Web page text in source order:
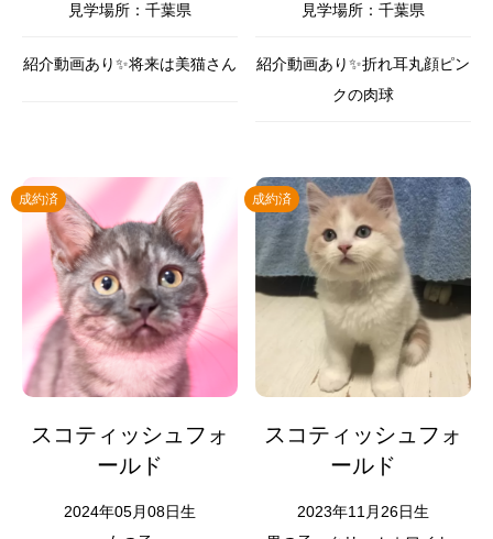
見学場所：千葉県
紹介動画あり✨将来は美猫さん
見学場所：千葉県
紹介動画あり✨折れ耳丸顔ピン
クの肉球
成約済
スコティッシュフォ
ールド
2024年05月08日生
成約済
スコティッシュフォ
ールド
2023年11月26日生